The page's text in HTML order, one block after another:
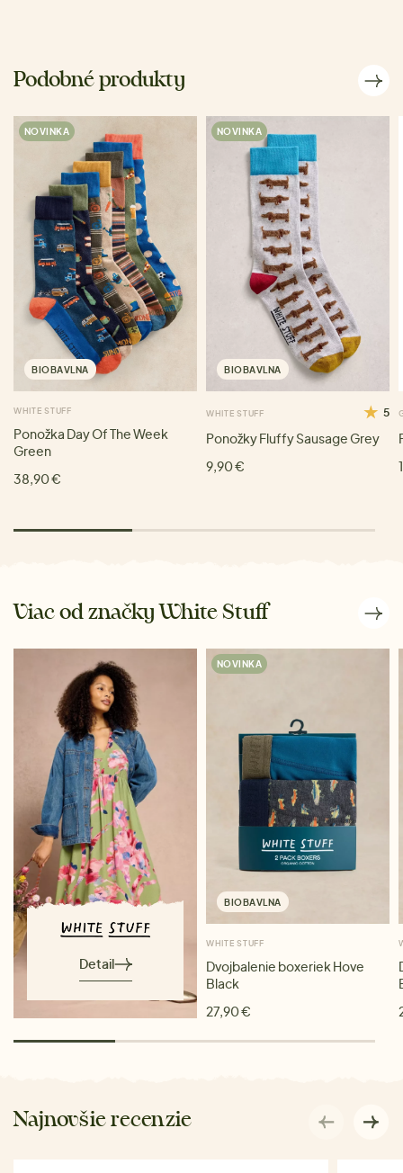
Podobné produkty
NOVINKA
BIOBAVLNA
WHITE STUFF
Ponožka Day Of The Week
Green
38,90 €
NOVINKA
BIOBAVLNA
WHITE STUFF 5
Ponožky Fluffy Sausage Grey
9,90 €
Viac od značky White Stuff
Detail
NOVINKA
BIOBAVLNA
WHITE STUFF
Dvojbalenie boxeriek Hove
Black
27,90 €
Najnovšie recenzie